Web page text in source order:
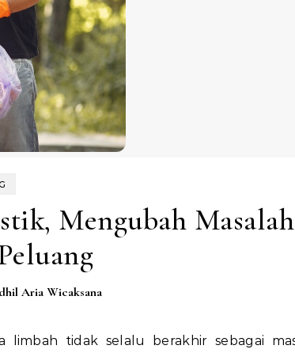
Mengubah Masalah
Aria Wicaksana